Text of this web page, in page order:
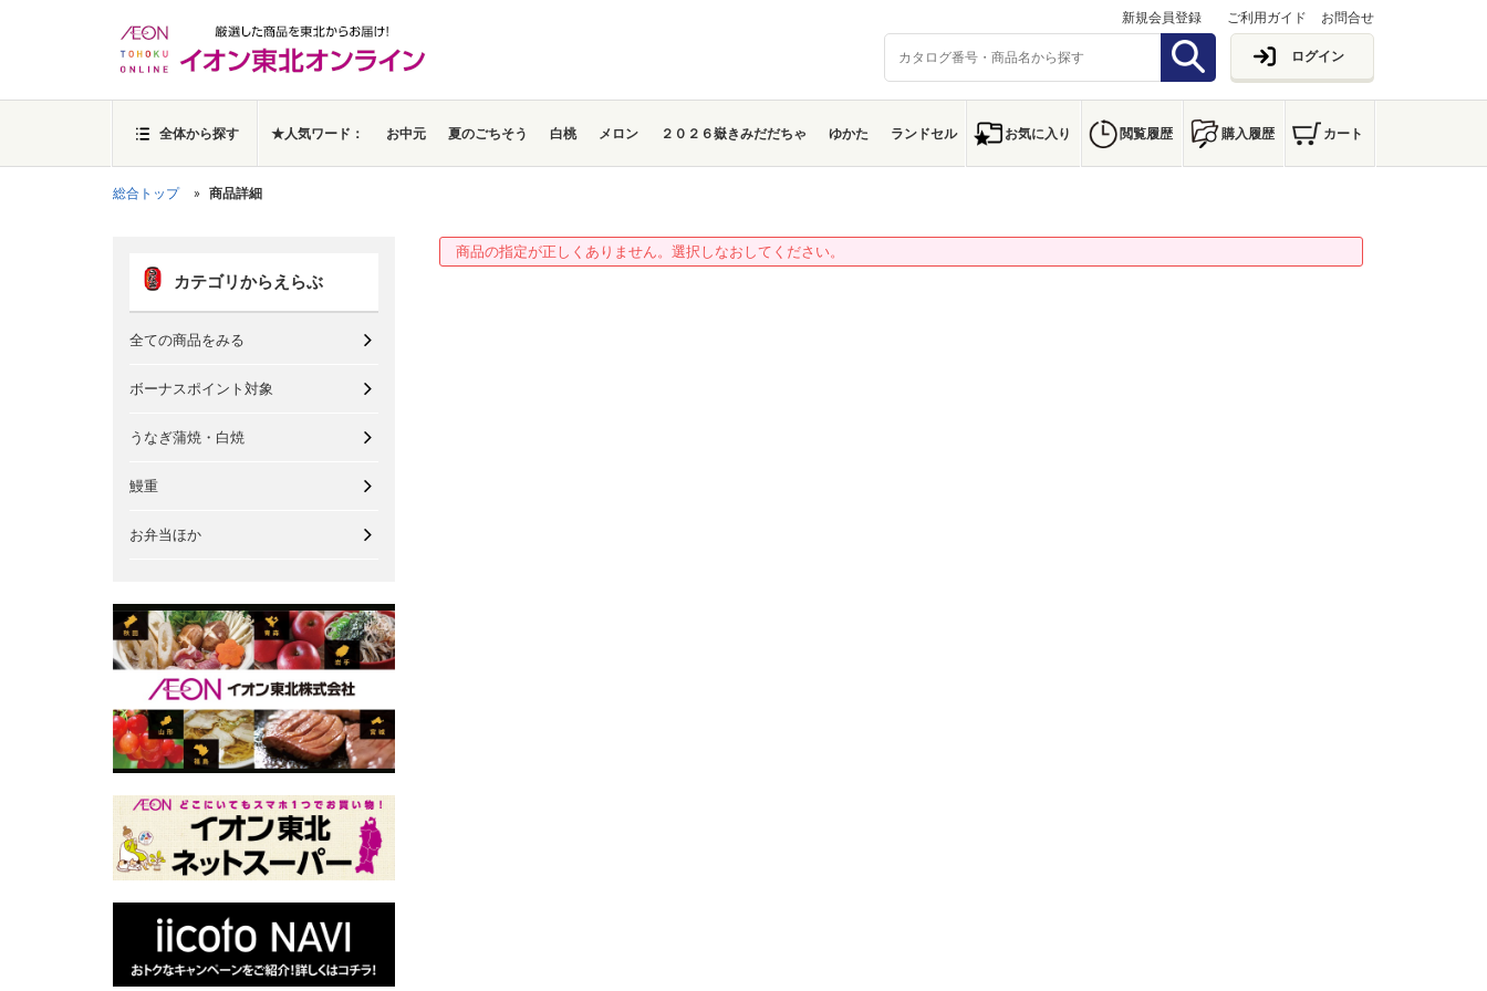
新規会員登録 ご利用ガイド お問合せ
ログイン
全体から探す ★人気ワード： お中元 夏のごちそう 白桃 メロン ２０２６嶽きみだだちゃ ゆかた ランドセル お気に入り 閲覧履歴 購入履歴 カート
総合トップ 商品詳細
カテゴリからえらぶ
全ての商品をみる
ボーナスポイント対象
うなぎ蒲焼・白焼
鰻重
お弁当ほか
商品の指定が正しくありません。選択しなおしてください。